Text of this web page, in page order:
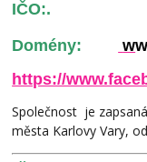
IČO:.
Domény: w
https://
Společnost je
města Karlovy Vary,